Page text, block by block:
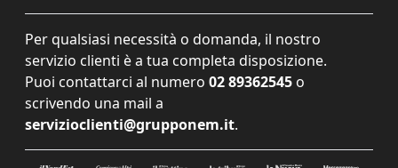
Per qualsiasi necessità o domanda, il nostro
servizio clienti è a tua completa disposizione.
Puoi contattarci al numero 02 89362545 o
scrivendo una mail a
servizioclienti@grupponem.it.